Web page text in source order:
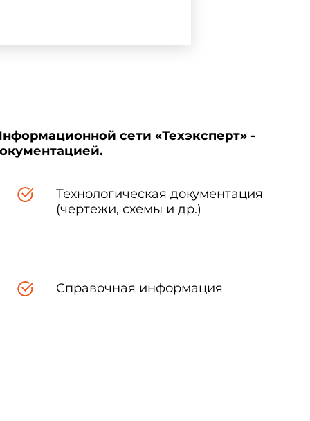
сети «Техэксперт» -
Технологическая документация
(чертежи, схемы и др.)
Справочная информация